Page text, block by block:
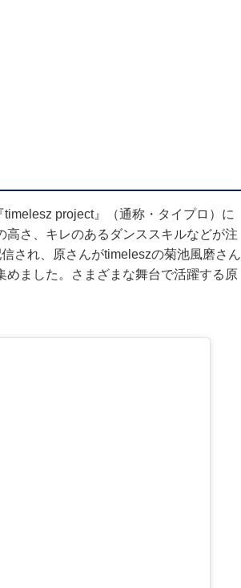
timelesz project』（通称・タイプロ）に
高さ、キレのあるダンススキルなどが注
され、原さんがtimeleszの菊池風磨さん
ました。さまざまな舞台で活躍する原